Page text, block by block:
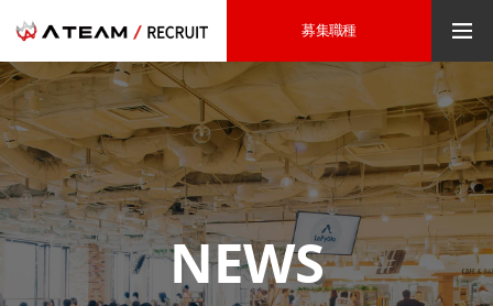
募集職種
NEWS